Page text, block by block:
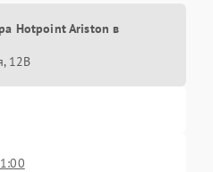
Hotpoint Ariston в
12В